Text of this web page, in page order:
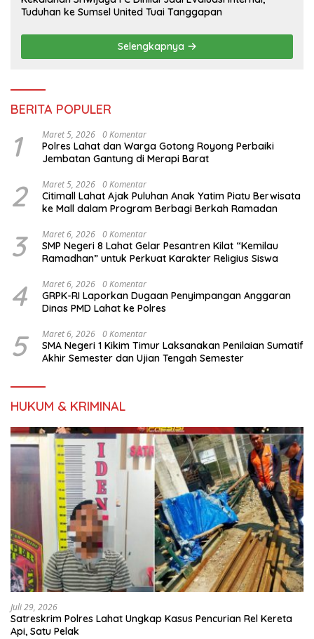
Tuduhan ke Sumsel United Tuai Tanggapan
Selengkapnya
BERITA POPULER
1 Maret 5, 2026 0 Komentar
Polres Lahat dan Warga Gotong Royong Perbaiki
Jembatan Gantung di Merapi Barat
2 Maret 5, 2026 0 Komentar
Citimall Lahat Ajak Puluhan Anak Yatim Piatu Berwisata
ke Mall dalam Program Berbagi Berkah Ramadan
3 Maret 6, 2026 0 Komentar
SMP Negeri 8 Lahat Gelar Pesantren Kilat “Kemilau
Ramadhan” untuk Perkuat Karakter Religius Siswa
4 Maret 6, 2026 0 Komentar
GRPK-RI Laporkan Dugaan Penyimpangan Anggaran
Dinas PMD Lahat ke Polres
5 Maret 6, 2026 0 Komentar
SMA Negeri 1 Kikim Timur Laksanakan Penilaian Sumatif
Akhir Semester dan Ujian Tengah Semester
HUKUM & KRIMINAL
Juli 29, 2026
Satreskrim Polres Lahat Ungkap Kasus Pencurian Rel Kereta
Api, Satu Pelak